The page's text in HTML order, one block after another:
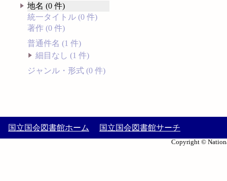
地名 (0 件)
統一タイトル (0 件)
著作 (0 件)
普通件名 (1 件)
細目なし (1 件)
ジャンル・形式 (0 件)
国立国会図書館ホーム 国立国会図書館サーチ
Copyright ©